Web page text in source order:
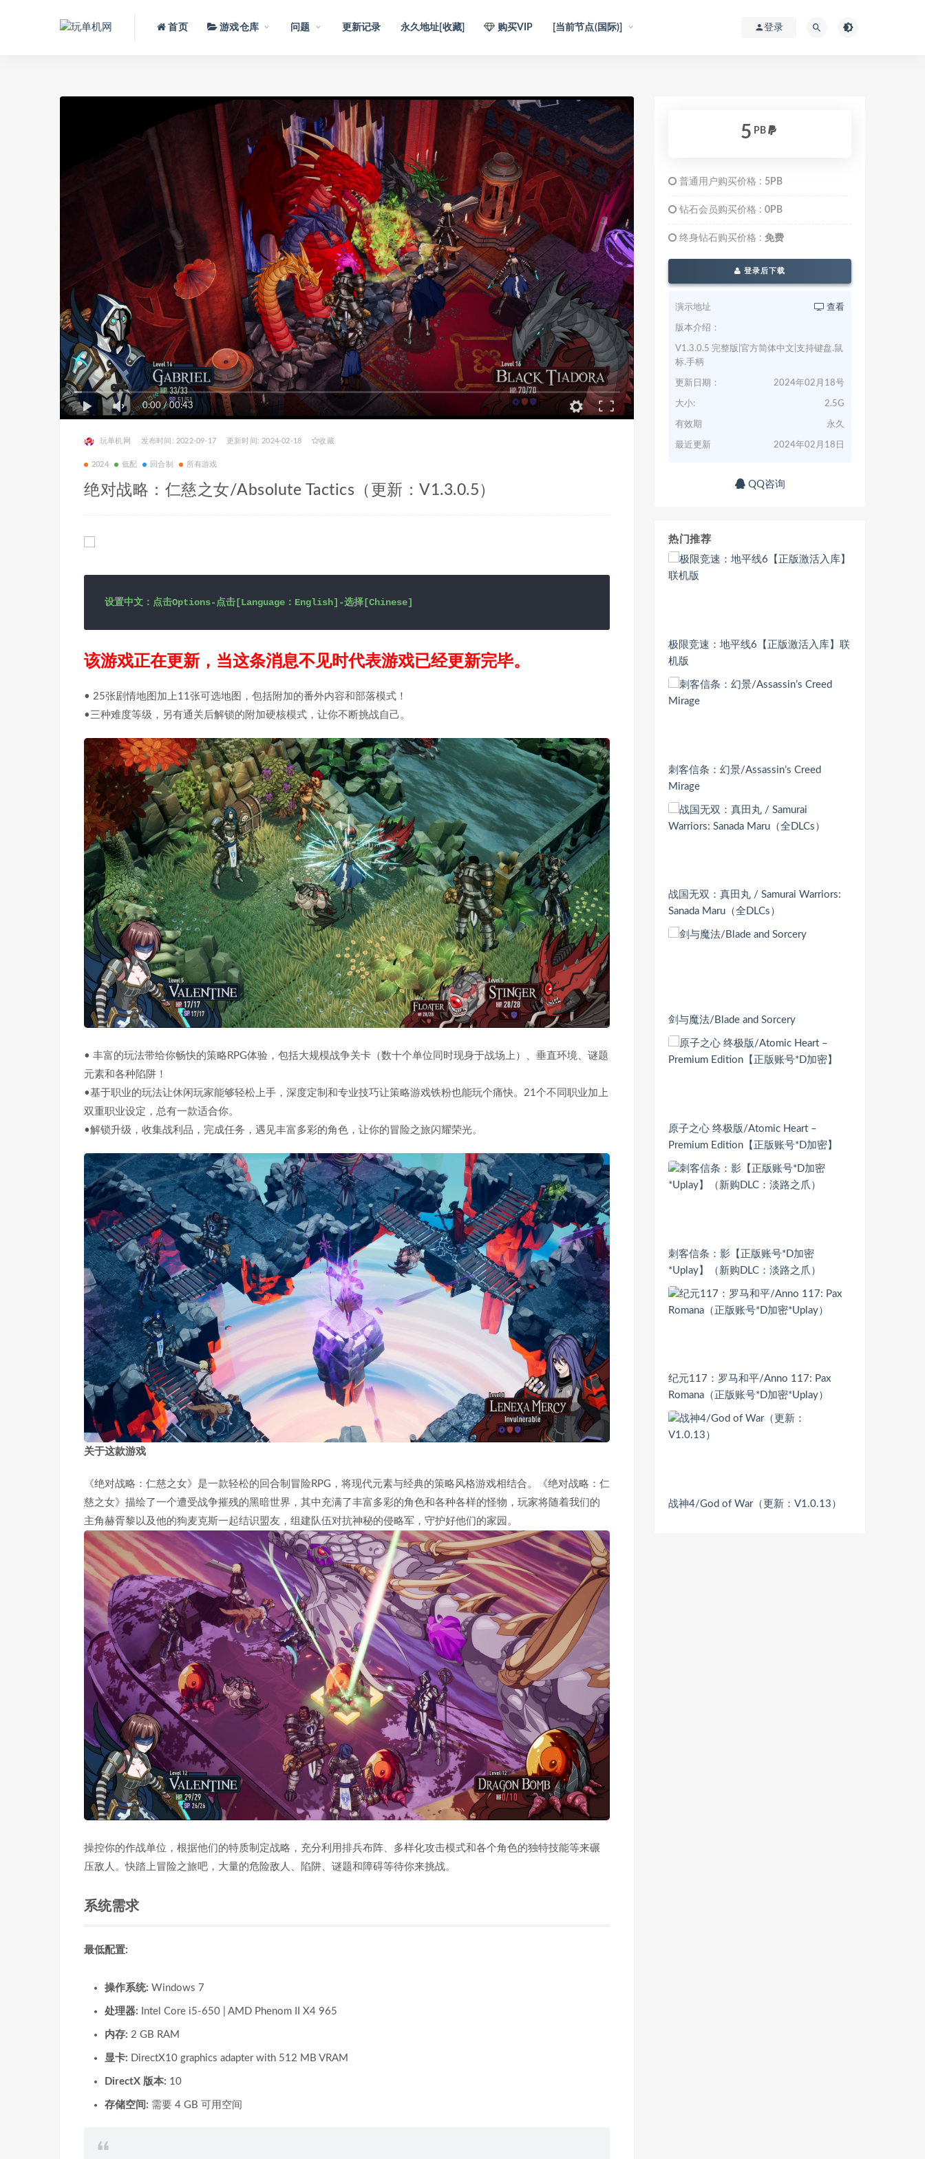
首页 游戏仓库 问题 更新记录 永久地址[收藏] 购买VIP [当前节点(国际)] 登录
0:00/00:43
玩单机网 发布时间: 2022-09-17 更新时间: 2024-02-18 收藏
2024 低配 回合制 所有游戏
绝对战略：仁慈之女/Absolute Tactics（更新：V1.3.0.5）
设置中文：点击Options-点击[Language：English]-选择[Chinese]
该游戏正在更新，当这条消息不见时代表游戏已经更新完毕。
• 25张剧情地图加上11张可选地图，包括附加的番外内容和部落模式！
•三种难度等级，另有通关后解锁的附加硬核模式，让你不断挑战自己。
• 丰富的玩法带给你畅快的策略RPG体验，包括大规模战争关卡（数十个单位同时现身于战场上）、垂直环境、谜题
元素和各种陷阱！
•基于职业的玩法让休闲玩家能够轻松上手，深度定制和专业技巧让策略游戏铁粉也能玩个痛快。21个不同职业加上
双重职业设定，总有一款适合你。
•解锁升级，收集战利品，完成任务，遇见丰富多彩的角色，让你的冒险之旅闪耀荣光。
关于这款游戏
《绝对战略：仁慈之女》是一款轻松的回合制冒险RPG，将现代元素与经典的策略风格游戏相结合。《绝对战略：仁
慈之女》描绘了一个遭受战争摧残的黑暗世界，其中充满了丰富多彩的角色和各种各样的怪物，玩家将随着我们的
主角赫胥黎以及他的狗麦克斯一起结识盟友，组建队伍对抗神秘的侵略军，守护好他们的家园。
操控你的作战单位，根据他们的特质制定战略，充分利用排兵布阵、多样化攻击模式和各个角色的独特技能等来碾
压敌人。快踏上冒险之旅吧，大量的危险敌人、陷阱、谜题和障碍等待你来挑战。
系统需求
最低配置:
操作系统: Windows 7
处理器: Intel Core i5-650 | AMD Phenom II X4 965
内存: 2 GB RAM
显卡: DirectX10 graphics adapter with 512 MB VRAM
DirectX 版本: 10
存储空间: 需要 4 GB 可用空间
5 PB
普通用户购买价格 : 5PB
钻石会员购买价格 : 0PB
终身钻石购买价格 : 免费
登录后下载
演示地址 查看
版本介绍：
V1.3.0.5 完整版|官方简体中文|支持键盘.鼠
标.手柄
更新日期： 2024年02月18号
大小: 2.5G
有效期 永久
最近更新 2024年02月18日
QQ咨询
热门推荐
极限竞速：地平线6【正版激活入库】联
机版
刺客信条：幻景/Assassin’s Creed
Mirage
战国无双：真田丸 / Samurai Warriors:
Sanada Maru（全DLCs）
剑与魔法/Blade and Sorcery
原子之心 终极版/Atomic Heart –
Premium Edition【正版账号*D加密】
刺客信条：影【正版账号*D加密
*Uplay】（新购DLC：淡路之爪）
纪元117：罗马和平/Anno 117: Pax
Romana（正版账号*D加密*Uplay）
战神4/God of War（更新：V1.0.13）